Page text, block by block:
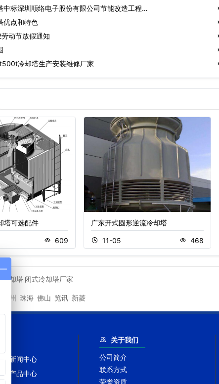
中标深圳顺络电子股份有限公司节能改造工程…
优点和特色
动节放假通知
冷却塔生产安装维修厂家
塔可选配件
609
广东开式圆形逆流冷却塔
11-05 468
冷却塔 闭式冷却塔厂家
广州 珠海 佛山 览讯 新菱
新闻中心
产品中心
关于我们
公司简介
联系方式
荣誉资质